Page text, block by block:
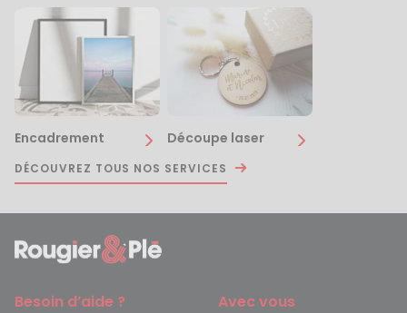
Encadrement Découpe laser
DÉCOUVREZ TOUS NOS SERVICES
Besoin d’aide ? Avec vous